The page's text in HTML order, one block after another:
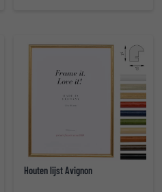
Houten lijst Avignon